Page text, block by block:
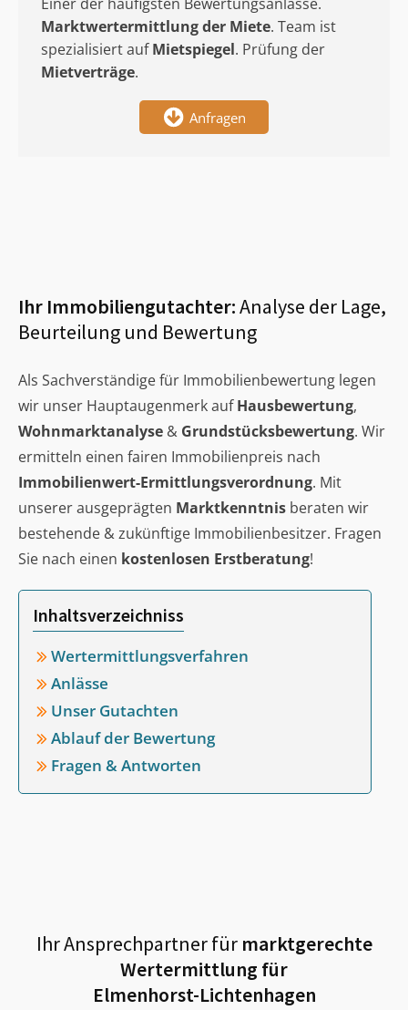
Marktwertermittlungder Miete. Team ist
spezialisiert aufMietspiegel. Prüfung der
Mietverträge.
Anfragen
Ihr Immobiliengutachter:Analyse der Lage,
Beurteilung und Bewertung
Als Sachverständige für Immobilienbewertung legen
wir unser Hauptaugenmerk aufHausbewertung,
Wohnmarktanalyse & Grundstücksbewertung. Wir
ermitteln einen fairen Immobilienpreis nach
Immobilienwert-Ermittlungsverordnung. Mit
unserer ausgeprägten Marktkenntnis beraten wir
bestehende & zukünftige Immobilienbesitzer. Fragen
Sie nach einen kostenlosen Erstberatung!
Inhaltsverzeichniss
Wertermittlungsverfahren
Anlässe
Unser Gutachten
Ablauf der Bewertung
Fragen & Antworten
Ihr Ansprechpartner fürmarktgerechte
Wertermittlung für
Elmenhorst-Lichtenhagen